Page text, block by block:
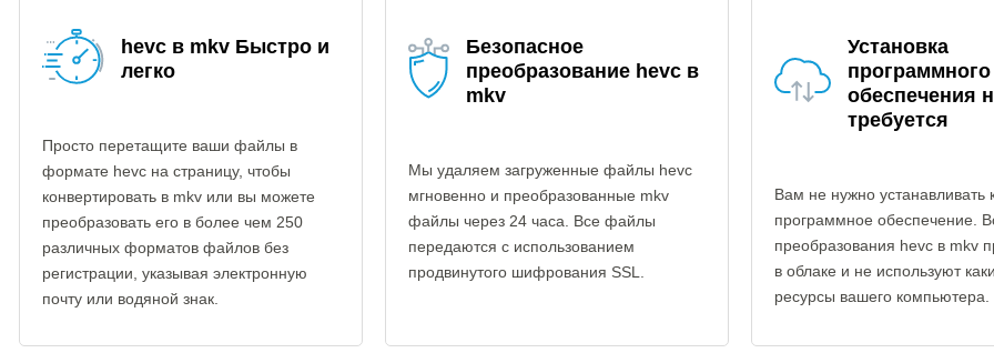
hevc в mkv Быстро и
легко
Просто перетащите ваши файлы в
формате hevc на страницу, чтобы
конвертировать в mkv или вы можете
преобразовать его в более чем 250
различных форматов файлов без
регистрации, указывая электронную
почту или водяной знак.
Безопасное
преобразование hevc в
mkv
Мы удаляем загруженные файлы hevc
мгновенно и преобразованные mkv
файлы через 24 часа. Все файлы
передаются с использованием
продвинутого шифрования SSL.
Установка
программного
обеспечения
требуется
Вам не нужно устанавливать
программное обеспечение.
преобразования hevc в mkv
в облаке и не используют
ресурсы вашего компьютера.